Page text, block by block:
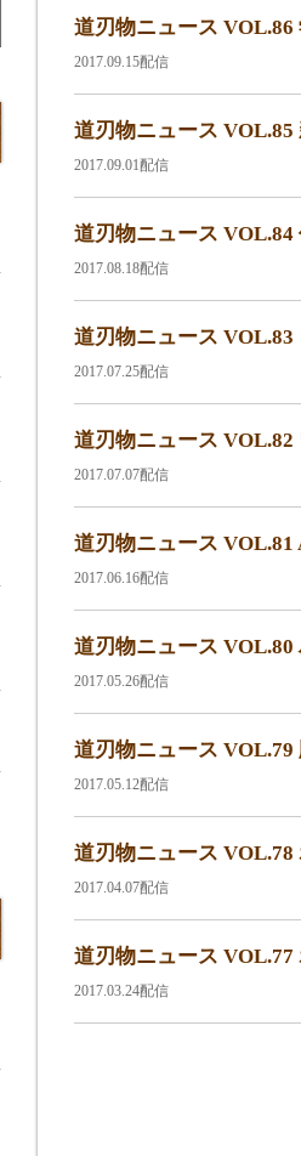
道刃物ニュース
2017.09.15配信
道刃物ニュース VOL.85
2017.09.01配信
道刃物ニュース VOL.84
2017.08.18配信
道刃物ニュース
2017.07.25配信
道刃物ニュース
2017.07.07配信
道刃物ニュース
2017.06.16配信
道刃物ニュース VOL.80
2017.05.26配信
道刃物ニュース
2017.05.12配信
道刃物ニュース VOL.78
2017.04.07配信
道刃物ニュース
2017.03.24配信